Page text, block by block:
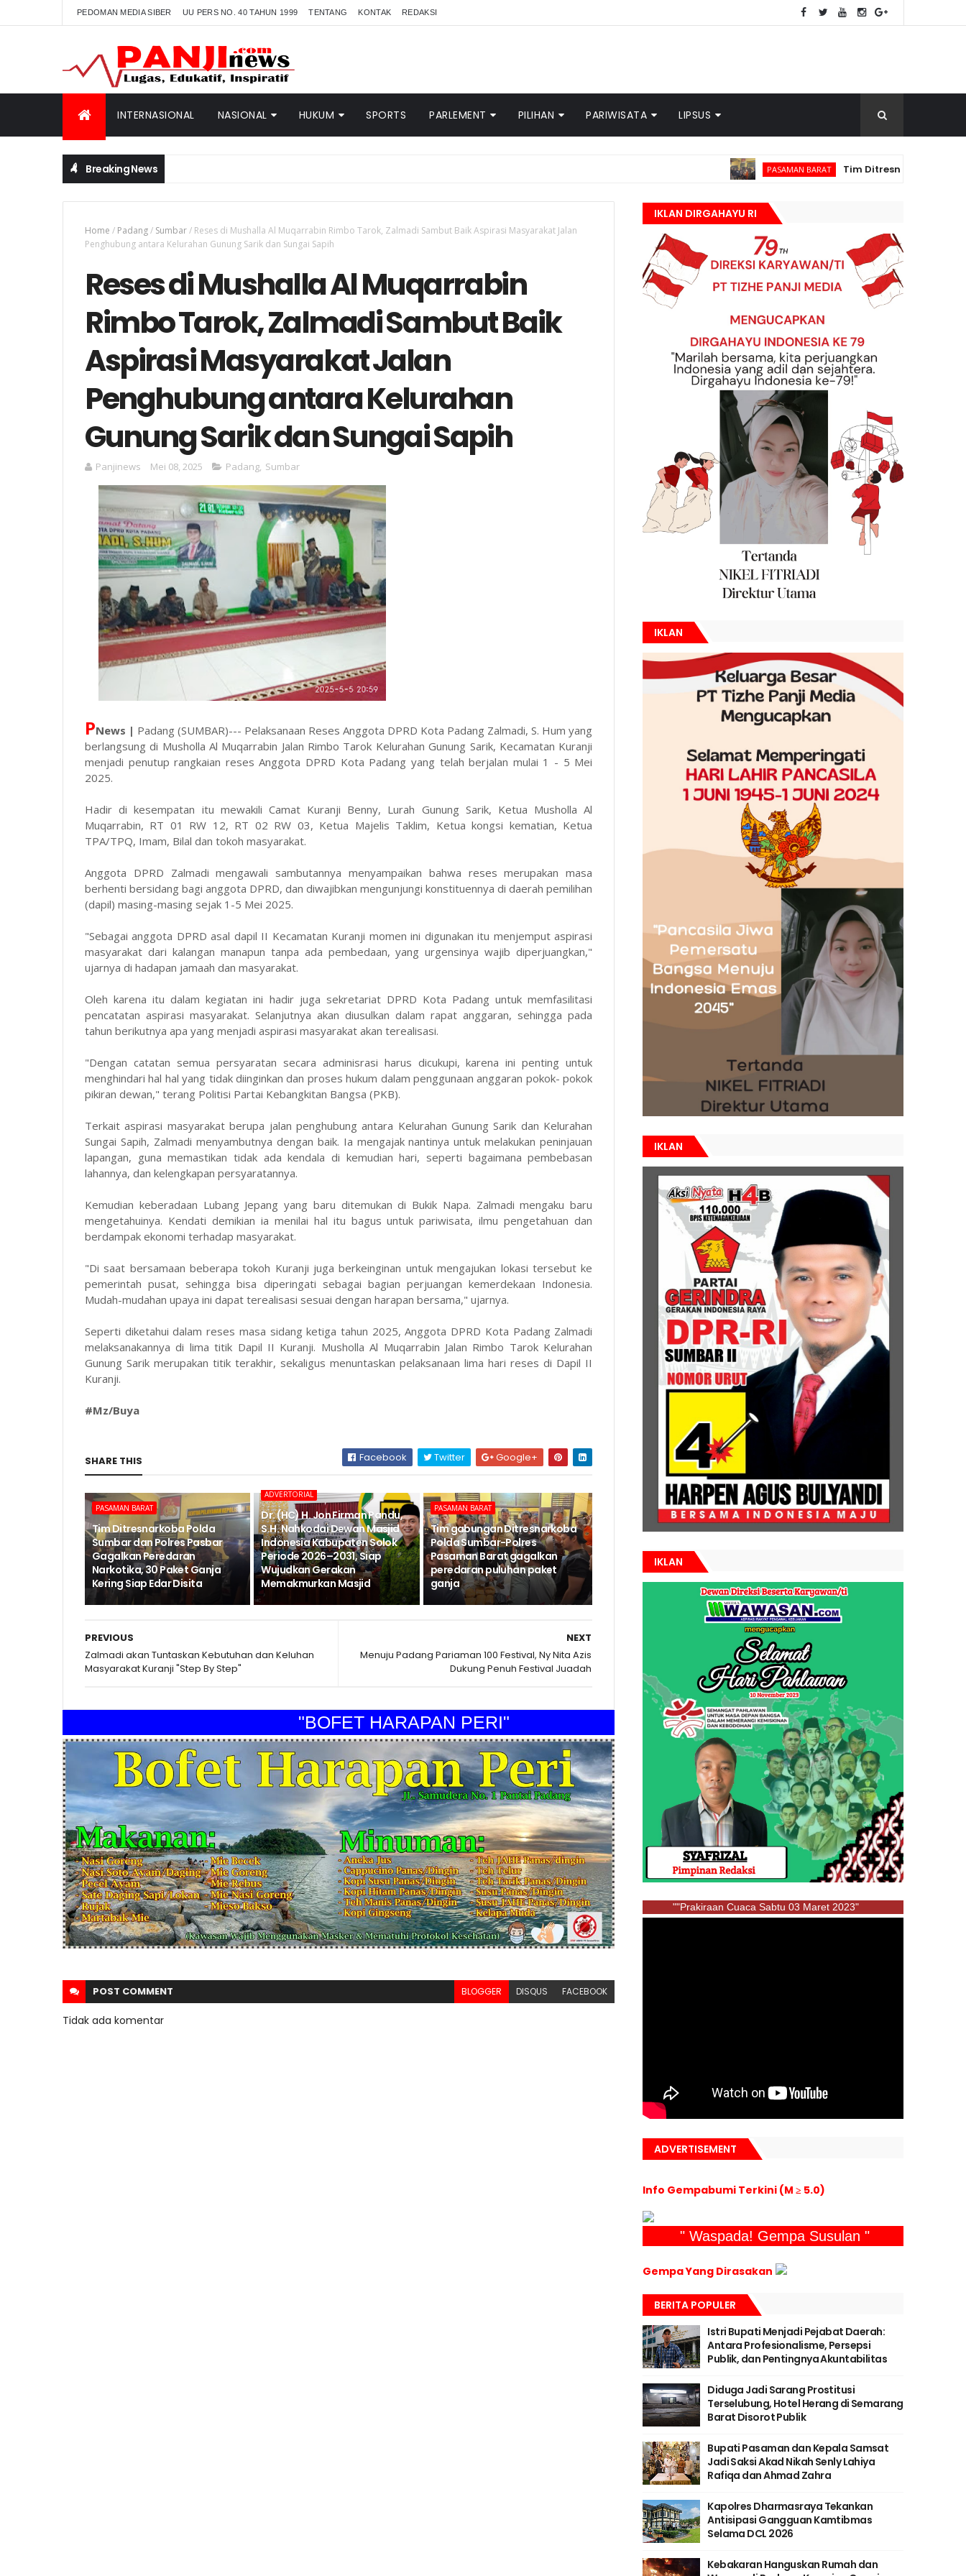
PEDOMAN MEDIA SIBER UU PERS NO. 40 TAHUN 1999 TENTANG KONTAK REDAKSI
INTERNASIONAL NASIONAL HUKUM SPORTS PARLEMENT PILIHAN PARIWISATA LIPSUS
Breaking News PASAMAN BARAT Tim Ditresnarkoba Polda Sumbar
Home / Padang/ Sumbar/ Reses di Mushalla Al Muqarrabin Rimbo Tarok, Zalmadi Sambut Baik Aspirasi Masyarakat Jalan
Penghubung antara Kelurahan Gunung Sarik dan Sungai Sapih
Reses di Mushalla Al Muqarrabin
Rimbo Tarok, Zalmadi Sambut Baik
Aspirasi Masyarakat Jalan
Penghubung antara Kelurahan
Gunung Sarik dan Sungai Sapih
Panjinews Mei 08, 2025 Padang, Sumbar
PNews | Padang (SUMBAR)--- Pelaksanaan Reses Anggota DPRD Kota Padang Zalmadi, S. Hum yang
berlangsung di Musholla Al Muqarrabin Jalan Rimbo Tarok Kelurahan Gunung Sarik, Kecamatan Kuranji
menjadi penutup rangkaian reses Anggota DPRD Kota Padang yang telah berjalan mulai 1 - 5 Mei
2025.
Hadir di kesempatan itu mewakili Camat Kuranji Benny, Lurah Gunung Sarik, Ketua Musholla Al
Muqarrabin, RT 01 RW 12, RT 02 RW 03, Ketua Majelis Taklim, Ketua kongsi kematian, Ketua
TPA/TPQ, Imam, Bilal dan tokoh masyarakat.
Anggota DPRD Zalmadi mengawali sambutannya menyampaikan bahwa reses merupakan masa
berhenti bersidang bagi anggota DPRD, dan diwajibkan mengunjungi konstituennya di daerah pemilihan
(dapil) masing-masing sejak 1-5 Mei 2025.
"Sebagai anggota DPRD asal dapil II Kecamatan Kuranji momen ini digunakan itu menjemput aspirasi
masyarakat dari kalangan manapun tanpa ada pembedaan, yang urgensinya wajib diperjuangkan,"
ujarnya di hadapan jamaah dan masyarakat.
Oleh karena itu dalam kegiatan ini hadir juga sekretariat DPRD Kota Padang untuk memfasilitasi
pencatatan aspirasi masyarakat. Selanjutnya akan diusulkan dalam rapat anggaran, sehingga pada
tahun berikutnya apa yang menjadi aspirasi masyarakat akan terealisasi.
"Dengan catatan semua persyaratan secara adminisrasi harus dicukupi, karena ini penting untuk
menghindari hal hal yang tidak diinginkan dan proses hukum dalam penggunaan anggaran pokok- pokok
pikiran dewan," terang Politisi Partai Kebangkitan Bangsa (PKB).
Terkait aspirasi masyarakat berupa jalan penghubung antara Kelurahan Gunung Sarik dan Kelurahan
Sungai Sapih, Zalmadi menyambutnya dengan baik. Ia mengajak nantinya untuk melakukan peninjauan
lapangan, guna memastikan tidak ada kendala di kemudian hari, seperti bagaimana pembebasan
lahannya, dan kelengkapan persyaratannya.
Kemudian keberadaan Lubang Jepang yang baru ditemukan di Bukik Napa. Zalmadi mengaku baru
mengetahuinya. Kendati demikian ia menilai hal itu bagus untuk pariwisata, ilmu pengetahuan dan
berdampak ekonomi terhadap masyarakat.
"Di saat bersamaan beberapa tokoh Kuranji juga berkeinginan untuk mengajukan lokasi tersebut ke
pemerintah pusat, sehingga bisa diperingati sebagai bagian perjuangan kemerdekaan Indonesia.
Mudah-mudahan upaya ini dapat terealisasi sesuai dengan harapan bersama," ujarnya.
Seperti diketahui dalam reses masa sidang ketiga tahun 2025, Anggota DPRD Kota Padang Zalmadi
melaksanakannya di lima titik Dapil II Kuranji. Musholla Al Muqarrabin Jalan Rimbo Tarok Kelurahan
Gunung Sarik merupakan titik terakhir, sekaligus menuntaskan pelaksanaan lima hari reses di Dapil II
Kuranji.
#Mz/Buya
SHARE THIS Facebook Twitter Google+
PASAMAN BARAT
Tim Ditresnarkoba Polda
Sumbar dan Polres Pasbar
Gagalkan Peredaran
Narkotika, 30 Paket Ganja
Kering Siap Edar Disita
ADVERTORIAL
Dr. (HC) H. Jon Firman Pandu,
S.H. Nahkodai Dewan Masjid
Indonesia Kabupaten Solok
Periode 2026–2031, Siap
Wujudkan Gerakan
Memakmurkan Masjid
PASAMAN BARAT
Tim gabungan Ditresnarkoba
Polda Sumbar-Polres
Pasaman Barat gagalkan
peredaran puluhan paket
ganja
NEXT
Menuju Padang Pariaman 100 Festival, Ny Nita Azis
Dukung Penuh Festival Juadah
PREVIOUS
Zalmadi akan Tuntaskan Kebutuhan dan Keluhan
Masyarakat Kuranji "Step By Step"
"BOFET HARAPAN PERI"
POST COMMENT BLOGGER DISQUS FACEBOOK
Tidak ada komentar
IKLAN DIRGAHAYU RI
IKLAN
IKLAN
IKLAN
""Prakiraan Cuaca Sabtu 03 Maret 2023"
ADVERTISEMENT
Info Gempabumi Terkini (M ≥ 5.0)
" Waspada! Gempa Susulan "
Gempa Yang Dirasakan
BERITA POPULER
Istri Bupati Menjadi Pejabat Daerah:
Antara Profesionalisme, Persepsi
Publik, dan Pentingnya Akuntabilitas
Diduga Jadi Sarang Prostitusi
Terselubung, Hotel Herang di Semarang
Barat Disorot Publik
Bupati Pasaman dan Kepala Samsat
Jadi Saksi Akad Nikah Senly Lahiya
Rafiqa dan Ahmad Zahra
Kapolres Dharmasraya Tekankan
Antisipasi Gangguan Kamtibmas
Selama DCL 2026
Kebakaran Hanguskan Rumah dan